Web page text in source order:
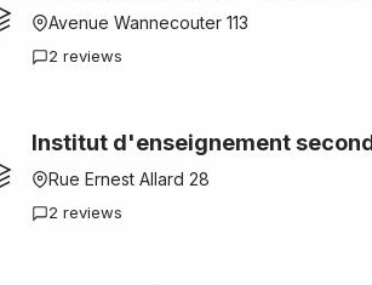
Avenue Wannecouter 113
2 reviews
Institut d'enseignement
Rue Ernest Allard 28
2 reviews